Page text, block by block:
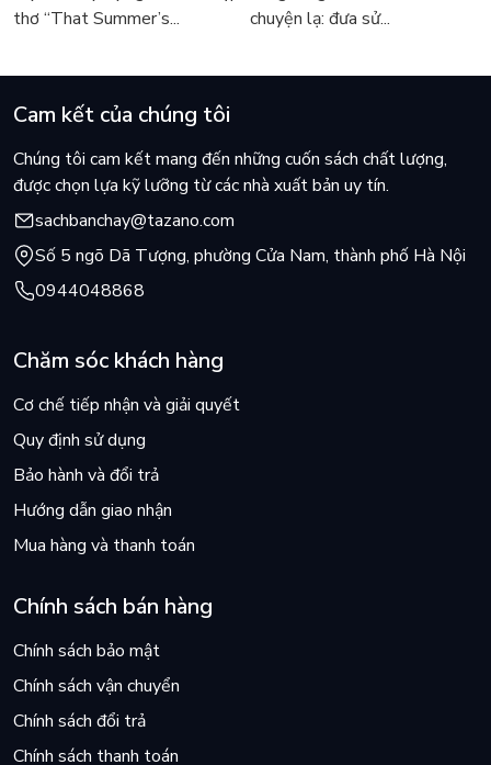
thơ “That Summer’s...
chuyện lạ: đưa sử...
Cam kết của chúng tôi
Chúng tôi cam kết mang đến những cuốn sách chất lượng,
được chọn lựa kỹ lưỡng từ các nhà xuất bản uy tín.
sachbanchay@tazano.com
Số 5 ngõ Dã Tượng, phường Cửa Nam, thành phố Hà Nội
0944048868
Chăm sóc khách hàng
Cơ chế tiếp nhận và giải quyết
Quy định sử dụng
Bảo hành và đổi trả
Hướng dẫn giao nhận
Mua hàng và thanh toán
Chính sách bán hàng
Chính sách bảo mật
Chính sách vận chuyển
Chính sách đổi trả
Chính sách thanh toán